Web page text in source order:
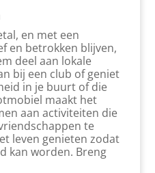
en met een
en betrokken blijven,
deel aan lokale
bij een club of geniet
in je buurt of die
maakt het
aan activiteiten die
te
leven genieten zodat
kan worden. Breng